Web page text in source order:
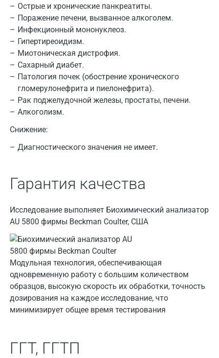
Острые и хронические панкреатиты.
Поражение печени, вызванное алкоголем.
Инфекционный мононуклеоз.
Гипертиреоидизм.
Миотоническая дистрофия.
Сахарный диабет.
Патология почек (обострение хронического
гломерулонефрита и пиелонефрита).
Рак поджелудочной железы, простаты, печени.
Алкоголизм.
Снижение:
Диагностического значения не имеет.
Гарантия качества
Исследование выполняет Биохимический анализатор
AU 5800 фирмы Beckman Coulter, США
Модульная технология, обеспечивающая
одновременную работу с большим количеством
образцов, высокую скорость их обработки, точность
дозирования на каждое исследование, что
минимизирует общее время тестирования
ГГТ, ГГТП
Москва
Санкт-Петербург
Астрахань
Барнаул
Брянск
Великий Новгород
Видное